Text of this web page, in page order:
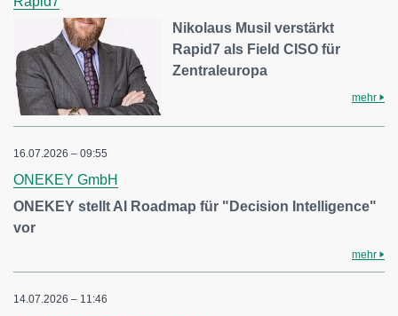
Nikolaus Musil verstärkt
Rapid7 als Field CISO für
Zentraleuropa
mehr
16.07.2026 – 09:55
ONEKEY GmbH
ONEKEY stellt AI Roadmap für "Decision Intelligence"
vor
mehr
14.07.2026 – 11:46